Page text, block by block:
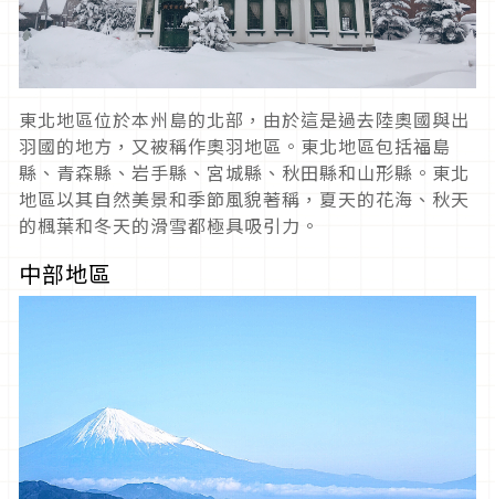
東北地區位於本州島的北部，由於這是過去陸奧國與出
羽國的地方，又被稱作奧羽地區。東北地區包括福島
縣、青森縣、岩手縣、宮城縣、秋田縣和山形縣。東北
地區以其自然美景和季節風貌著稱，夏天的花海、秋天
的楓葉和冬天的滑雪都極具吸引力。
中部地區